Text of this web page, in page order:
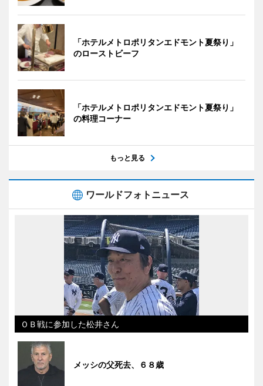
「ホテルメトロポリタンエドモント夏祭り」
のローストビーフ
「ホテルメトロポリタンエドモント夏祭り」
の料理コーナー
もっと見る
ワールドフォトニュース
ＯＢ戦に参加した松井さん
メッシの父死去、６８歳